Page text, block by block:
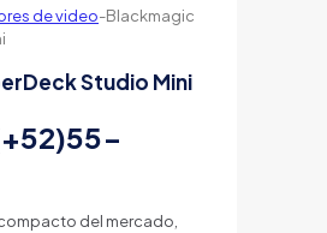
de video-Blackmagic
Studio Mini
del mercado,